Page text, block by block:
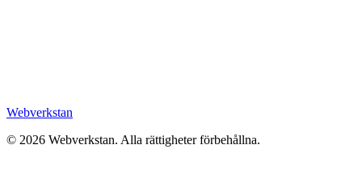
Webverkstan
© 2026 Webverkstan. Alla rättigheter förbehållna.